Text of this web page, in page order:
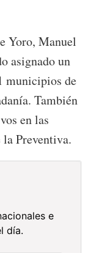
Yoro, Manuel
asignado un
municipios de
También
en las
la Preventiva.
e
día.